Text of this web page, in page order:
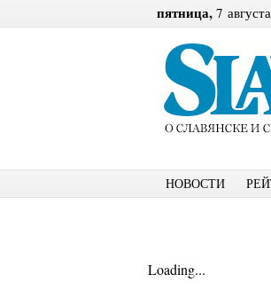
пятница, 7 августа
НОВОСТИ
Loading...